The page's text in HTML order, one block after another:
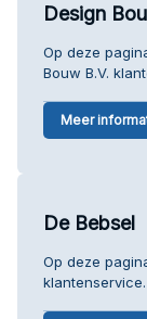
Design
Op deze
Bouw B.V.
Meer
De Bebsel
Op deze
klantenservice.